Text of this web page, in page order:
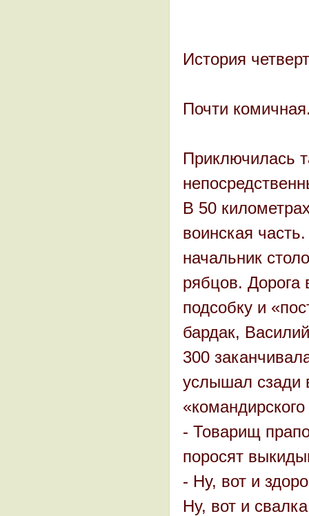
История
Почти
Приключилась
В 50
воинская
начальник
рябцов. Дорога
подсобку и
бардак,
300
услышал сзади
- Товарищ
поросят
- Ну, вот и
Ну, вот и